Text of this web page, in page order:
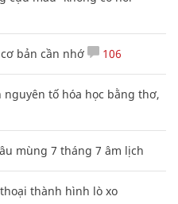
bản cần nhớ 106
tố hóa học bằng thơ,
mùng 7 tháng 7 âm lịch
thành hình lò xo